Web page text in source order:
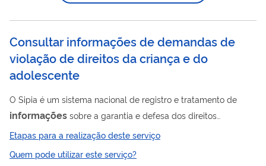
sejam,...
Consultar informações de demandas de
violação de direitos da criança e do
adolescente
O Sipia é um sistema nacional de registro e tratamento de
informações sobre a garantia e defesa dos direitos
fundamentais preconizados no Estatuto da Criança e do
Adolescente (ECA). O Sipia tem uma saída de dados
agregados em nível municipal, estadual e nacional e se
Etapas para a realização deste serviço
Quem pode utilizar este serviço?